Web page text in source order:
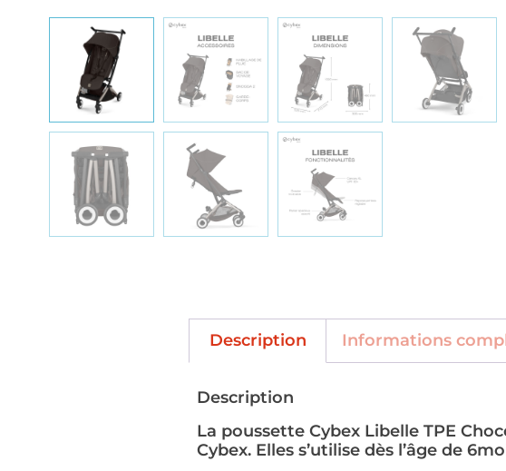
Description Informations
Description
La poussette Cybex Libelle TPE
Cybex. Elles s’utilise dès l’âge de